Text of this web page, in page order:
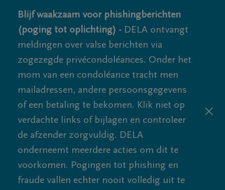
Blijf waakzaam voor phishingberichten
(poging tot oplichting) - DELA ontvangt
meldingen over valse berichten via
zogezegde privécondoléances. Onder het
mom van een condoléance tracht men
mailadressen, andere persoonsgegevens
of een betaling te bekomen. Klik niet op
verdachte links of bijlagen en controleer
de afzender zorgvuldig. DELA
onderneemt meerdere acties om dit te
voorkomen. Pogingen tot phishing en
fraude vallen echter nooit volledig uit te